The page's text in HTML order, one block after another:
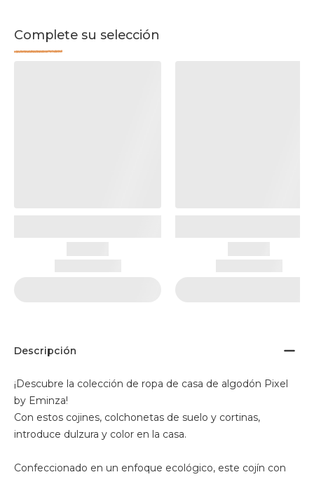
Complete su selección
Descripción
¡Descubre la colección de ropa de casa de algodón Pixel
by Eminza!
Con estos cojines, colchonetas de suelo y cortinas,
introduce dulzura y color en la casa.
Confeccionado en un enfoque ecológico, este cojín con